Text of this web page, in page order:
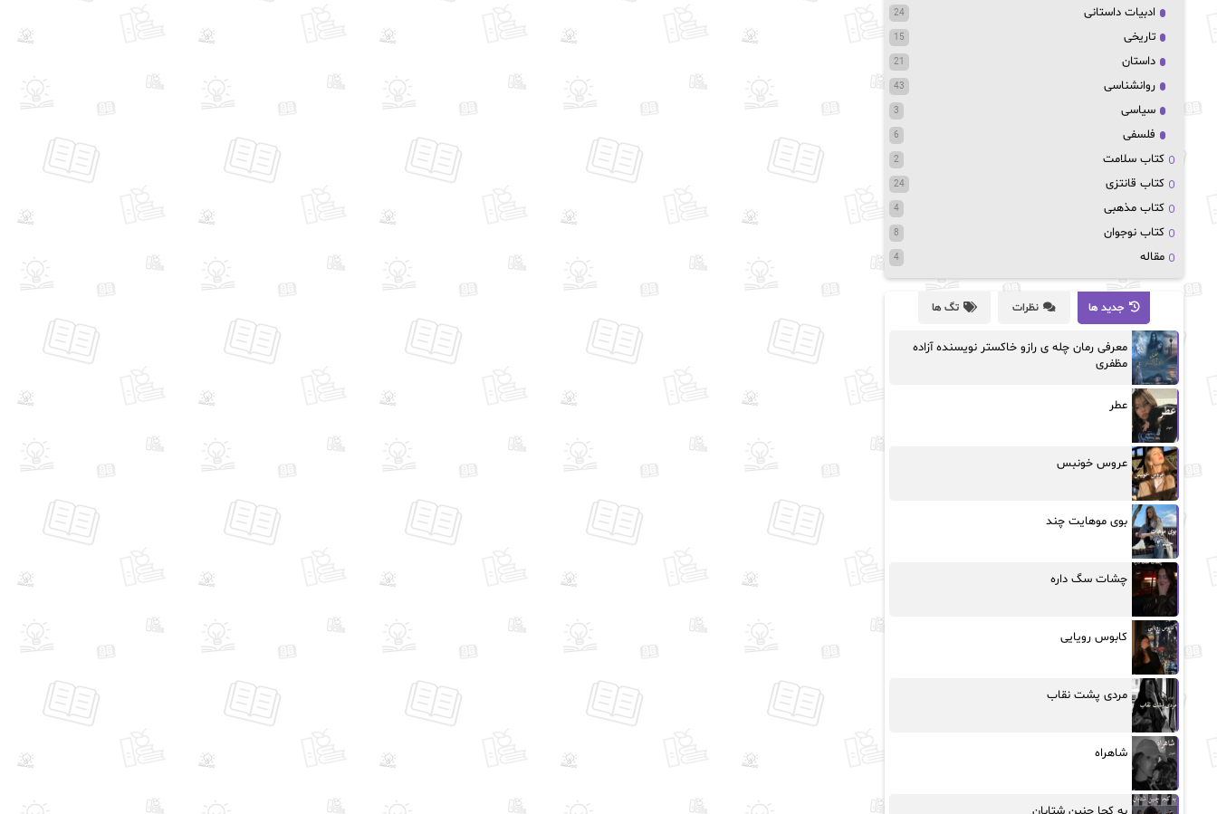
ادبیات داستانی 24
تاریخی 15
داستان 21
روانشناسی 43
سیاسی 3
فلسفی 6
کتاب سلامت 2
کتاب قانتزی 24
کتاب مذهبی 4
کتاب نوجوان 8
مقاله 4
جدید ها نظرات تگ ها
معرفی رمان چله ی رازو خاکستر نویسنده آزاده
مظفری
عطر
عروس خونبس
بوی موهایت چند
چشات سگ داره
کابوس رویایی
مردی پشت نقاب
شاهراه